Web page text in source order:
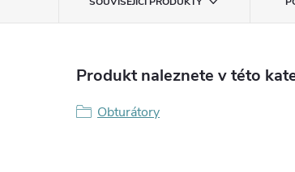
Produkt naleznete v této
Obturátory